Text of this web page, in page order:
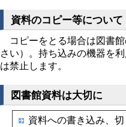
資料のコピー等について
コピーをとる場合は図書
さい）。持ち込みの機器を
は禁止します。
図書館資料は大切に
資料への書き込み、